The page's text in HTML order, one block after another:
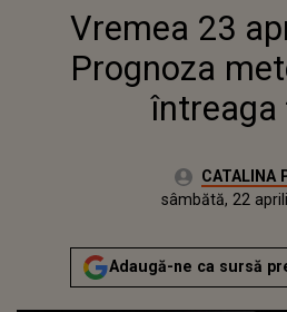
METEO PENTRU
Vremea 23
Prognoza
întreaga
Autor:CATALINA
vineri, 22 aprilie 2022Actualizat:
sâmbătă, 22
Adaugă-ne ca sursă